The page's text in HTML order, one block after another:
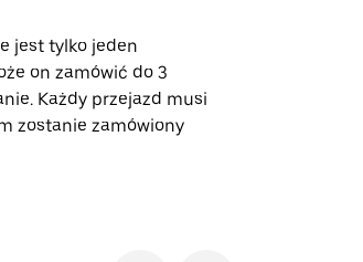
jest tylko jeden
on zamówić do 3
Każdy przejazd musi
zostanie zamówiony